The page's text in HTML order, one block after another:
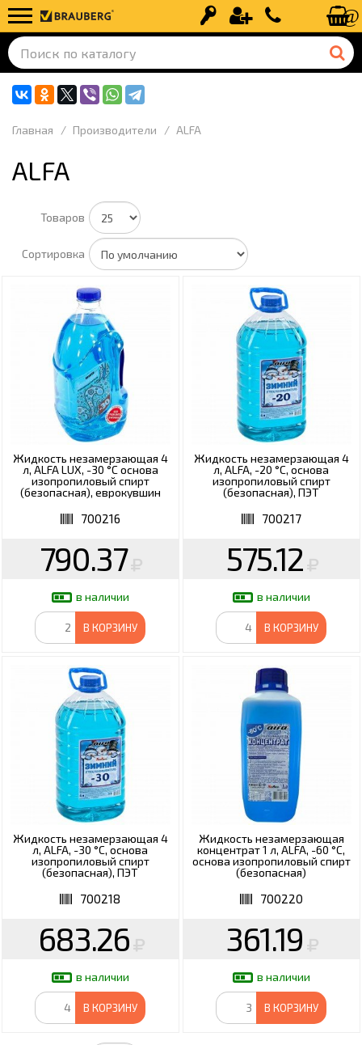
Вход Регистрация+7 (499) 110-
Главная Производители ALFA
ALFA
Товаров
Сортировка
Жидкость незамерзающая 4
л, ALFA LUX, -30 °С основа
изопропиловый спирт
(безопасная), еврокувшин
700216
790.37
в наличии
В КОРЗИНУ
Жидкость незамерзающая 4
л, ALFA, -20 °С, основа
изопропиловый спирт
(безопасная), ПЭТ
700217
575.12
в наличии
В КОРЗИНУ
Жидкость незамерзающая 4
л, ALFA, -30 °С, основа
изопропиловый спирт
(безопасная), ПЭТ
700218
683.26
в наличии
В КОРЗИНУ
Жидкость незамерзающая
концентрат 1 л, ALFA, -60 °С,
основа изопропиловый спирт
(безопасная)
700220
361.19
в наличии
В КОРЗИНУ